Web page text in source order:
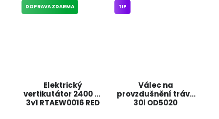
Elektrický
vertikutátor 2400 W
3v1 RTAEW0016 RED
DOPRAVA ZDARMA
Válec na
provzdušnění trávy
30l OD5020
TIP